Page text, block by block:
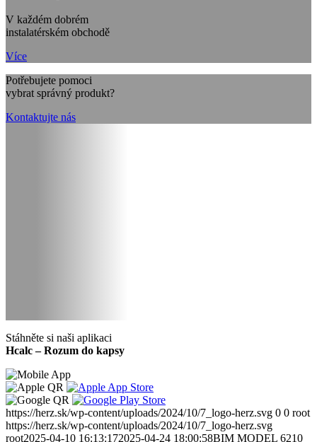
V každém dobrém
instalatérském obchodě
Více
Potřebujete pomoci
vybrat správný produkt?
Kontaktujte nás
Stáhněte si naši aplikaci
Hcalc – Rozum do kapsy
https://herz.sk/wp-content/uploads/2024/10/7_logo-herz.svg 0 0 root
https://herz.sk/wp-content/uploads/2024/10/7_logo-herz.svg
root2025-04-10 16:13:172025-04-24 18:00:58BIM MODEL 6210